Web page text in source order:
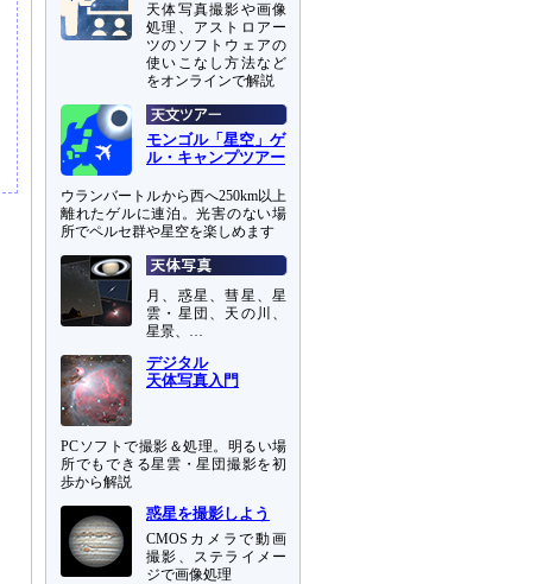
天体写真撮影や画像
処理、アストロアー
ツのソフトウェアの
使いこなし方法など
をオンラインで解説
モンゴル「星空」ゲ
ル・キャンプツアー
ウランバートルから西へ250km以上
離れたゲルに連泊。光害のない場
所でペルセ群や星空を楽しめます
月、惑星、彗星、星
雲・星団、天の川、
星景、…
デジタル
天体写真入門
PCソフトで撮影＆処理。明るい場
所でもできる星雲・星団撮影を初
歩から解説
惑星を撮影しよう
CMOSカメラで動画
撮影、ステライメー
ジで画像処理